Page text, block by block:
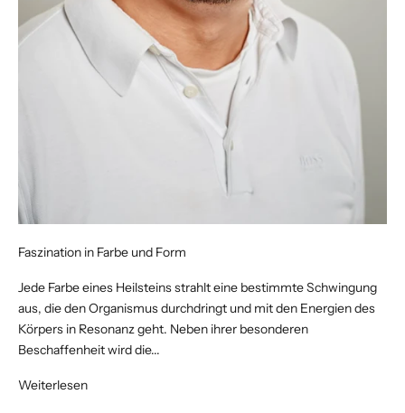
Faszination in Farbe und Form
Jede Farbe eines Heilsteins strahlt eine bestimmte Schwingung
aus, die den Organismus durchdringt und mit den Energien des
Körpers in Resonanz geht. Neben ihrer besonderen
Beschaffenheit wird die...
Weiterlesen